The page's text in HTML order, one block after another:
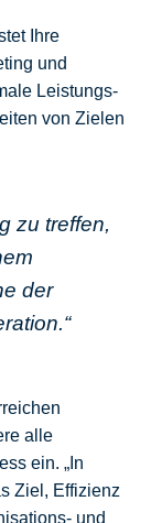
Ihre
und
Leistungs­
von Zielen
zu treffen,
der
alle
ein. „In
Ziel, Effizienz
und